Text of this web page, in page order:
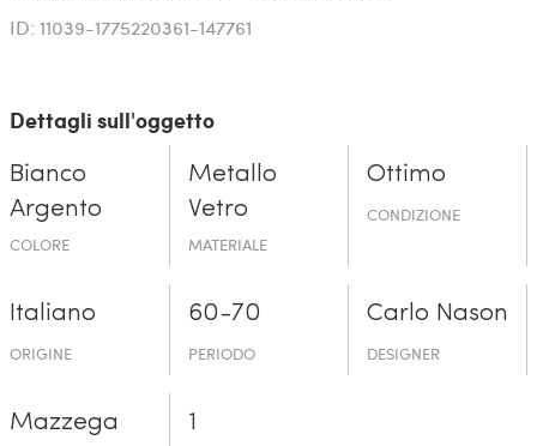
ID: 11039-1775220361-147761
Dettagli sull'oggetto
Bianco
Argento
COLORE
Metallo
Vetro
MATERIALE
Ottimo
CONDIZIONE
Italiano
ORIGINE
60-70
PERIODO
Carlo Nason
DESIGNER
Mazzega 1